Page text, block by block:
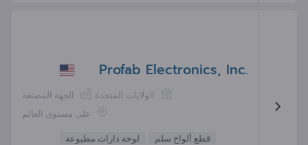
Profab Electronics, Inc.
الجهة المصنعة
الولايات المتحدة
على مستوى العالم
قطع ألواح سلم
لوحة دارات مطبوعة